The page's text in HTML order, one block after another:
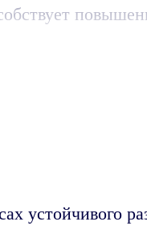
устойчивого